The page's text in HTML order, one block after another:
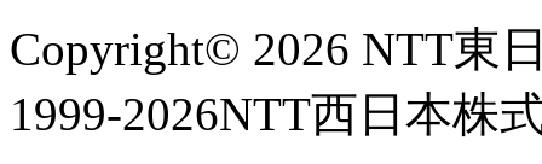
Copyright© 2026 NTT
1999-2026NTT西日本株